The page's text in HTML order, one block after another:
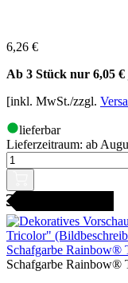
6,26 €
Ab 3 Stück nur 6,05 €
[inkl. MwSt./zzgl.
lieferbar
Lieferzeitraum: ab
Schafgarbe Rainbow®
Schafgarbe Rainbow®